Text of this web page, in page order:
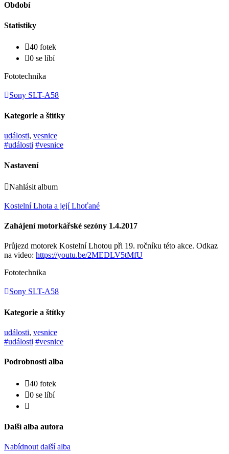
Období
Statistiky
40 fotek
0 se líbí
Fototechnika
Sony SLT-A58
Kategorie a štítky
události, vesnice
#události #vesnice
Nastavení
Nahlásit album
Kostelní Lhota a její Lhoťané
Zahájení motorkářské sezóny 1.4.2017
Průjezd motorek Kostelní Lhotou při 19. ročníku této akce. Odkaz
na video: https://youtu.be/2MEDLV5tMfU
Fototechnika
Sony SLT-A58
Kategorie a štítky
události, vesnice
#události #vesnice
Podrobnosti alba
40 fotek
0 se líbí
Další alba autora
Nabídnout další alba